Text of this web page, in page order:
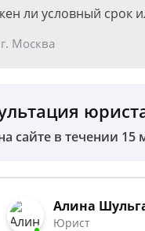
ли условный срок
Москва
сайте в течении 15
Алина
Юрист